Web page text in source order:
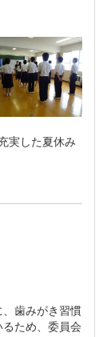
実した夏休み
歯みがき習慣
ため、委員会